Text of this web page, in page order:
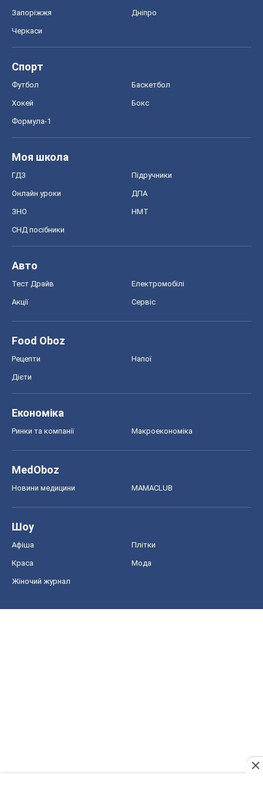
Запоріжжя Дніпро
Черкаси
Спорт
Футбол Баскетбол
Хокей Бокс
Формула-1
Моя школа
ГДЗ Підручники
Онлайн уроки ДПА
ЗНО НМТ
СНД посібники
Авто
Тест Драйв Електромобілі
Акції Сервіс
Food Oboz
Рецепти Напої
Дієти
Економіка
Ринки та компанії Макроекономіка
MedOboz
Новини медицини MAMACLUB
Шоу
Афіша Плітки
Краса Мода
Жіночий журнал